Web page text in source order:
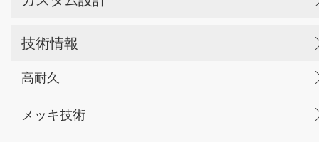
技術情報
高耐久
メッキ技術